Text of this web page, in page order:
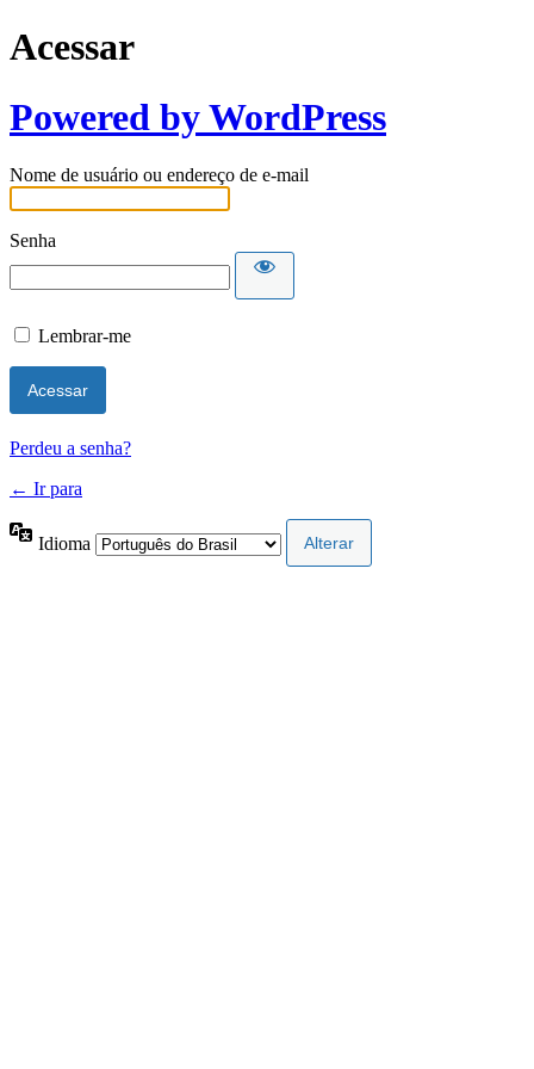
Acessar
Powered by WordPress
Nome de usuário ou endereço de e-mail
Senha
Lembrar-me
Perdeu a senha?
← Ir para
Idioma